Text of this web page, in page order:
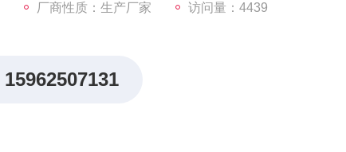
厂商性质：生产厂家 访问量：4439
15962507131